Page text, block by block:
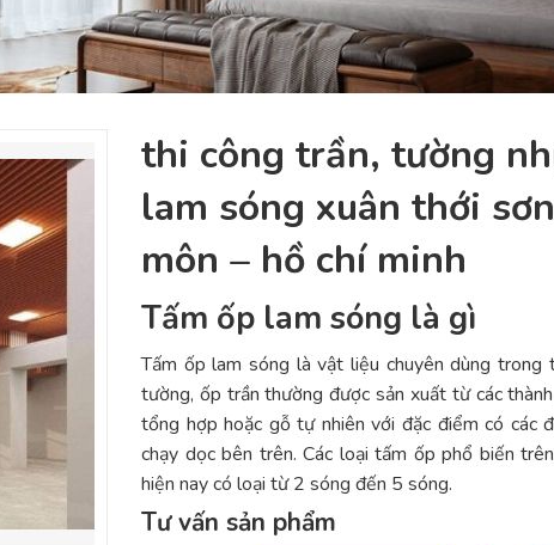
thi công trần, tường
lam sóng xuân thới
môn – hồ chí minh
Tấm ốp lam sóng là gì
Tấm ốp lam sóng là vật liệu chuyên dùng trong
tường, ốp trần thường được sản xuất từ các
tổng hợp hoặc gỗ tự nhiên với đặc điểm có các
chạy dọc bên trên. Các loại tấm ốp phổ biến
hiện nay có loại từ 2 sóng đến 5 sóng.
Tư vấn sản phẩm